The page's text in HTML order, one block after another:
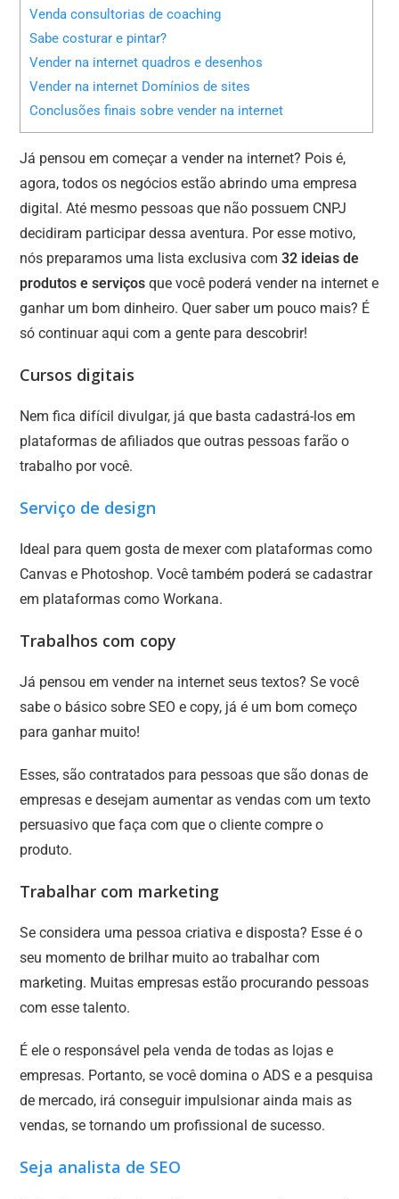
Venda consultorias de coaching
Sabe costurar e pintar?
Vender na internet quadros e desenhos
Vender na internet Domínios de sites
Conclusões finais sobre vender na internet
Já pensou em começar a vender na internet? Pois é,
agora, todos os negócios estão abrindo uma empresa
digital. Até mesmo pessoas que não possuem CNPJ
decidiram participar dessa aventura. Por esse motivo,
nós preparamos uma lista exclusiva com32 ideias de
produtos e serviços que você poderá vender na internet e
ganhar um bom dinheiro. Quer saber um pouco mais? É
só continuar aqui com a gente para descobrir!
Cursos digitais
Nem fica difícil divulgar, já que basta cadastrá-los em
plataformas de afiliados que outras pessoas farão o
trabalho por você.
Serviço de design
Ideal para quem gosta de mexer com plataformas como
Canvas e Photoshop. Você também poderá se cadastrar
em plataformas como Workana.
Trabalhos com copy
Já pensou em vender na internet seus textos? Se você
sabe o básico sobre SEO e copy, já é um bom começo
para ganhar muito!
Esses, são contratados para pessoas que são donas de
empresas e desejam aumentar as vendas com um texto
persuasivo que faça com que o cliente compre o
produto.
Trabalhar com marketing
Se considera uma pessoa criativa e disposta? Esse é o
seu momento de brilhar muito ao trabalhar com
marketing. Muitas empresas estão procurando pessoas
com esse talento.
É ele o responsável pela venda de todas as lojas e
empresas. Portanto, se você domina o ADS e a pesquisa
de mercado, irá conseguir impulsionar ainda mais as
vendas, se tornando um profissional de sucesso.
Seja analista de SEO